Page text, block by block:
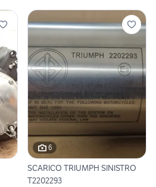
6
SCARICO TRIUMPH SINISTRO
T2202293